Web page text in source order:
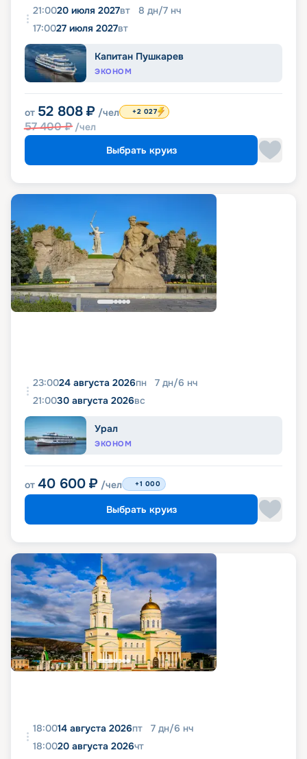
21:0020 июля 2027вт 8 дн/7 нч
17:0027 июля 2027вт
Капитан Пушкарев
ЭКОНОМ
от 52 808 ₽ /чел
57 400₽ /чел
+2 027
Выбрать круиз
23:0024 августа 2026пн 7 дн/6 нч
21:0030 августа 2026вс
Урал
ЭКОНОМ
от 40 600 ₽ /чел +1 000
Выбрать круиз
18:0014 августа 2026пт 7 дн/6 нч
18:0020 августа 2026чт